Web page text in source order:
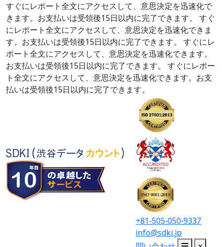
すぐにレポート全文にアクセスして、意思決定を迅速化で
きます。お支払いは受領後15日以内に完了できます。
すぐ
にレポート全文にアクセスして、意思決定を迅速化できま
す。お支払いは受領後15日以内に完了できます。
すぐにレ
ポート全文にアクセスして、意思決定を迅速化できます。
お支払いは受領後15日以内に完了できます。
すぐにレポー
ト全文にアクセスして、意思決定を迅速化できます。お支
払いは受領後15日以内に完了できます。
+81-505-050-9337
info@sdki.jp